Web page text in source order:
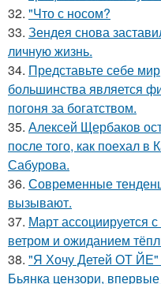
32. "Что с носом?
33. Зендея снова
личную жизнь.
34. Представьте себе
большинства является
погоня за богатством.
35. Алексей Щербаков
после того, как поехал в
Сабурова.
36. Современные
вызывают.
37. Март ассоциируется
ветром и ожиданием
38. "Я Хочу Детей ОТ ЙЕ"
Бьянка цензори,